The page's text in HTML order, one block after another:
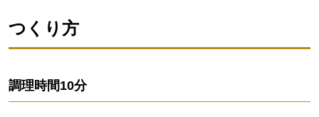
つくり方
調理時間10分